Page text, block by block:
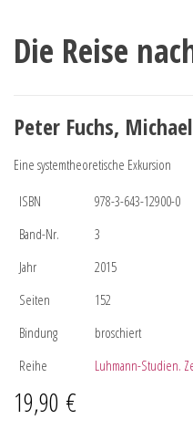
Die Reise
Peter Fuchs,
Eine systemtheoretische Exkursion
ISBN
978-3-643-12900-0
Band-Nr.
3
Jahr
2015
Seiten
152
Bindung
broschiert
Reihe
Luhmann-Studien.
19,90 €